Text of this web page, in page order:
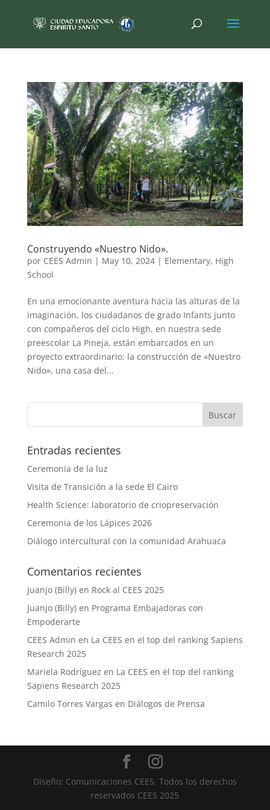
Construyendo «Nuestro Nido».
por CEES Admin | May 10, 2024| Elementary, High
School
En una emocionante aventura hacia las alturas de la
imaginación, los ciudadanos de grado Infants junto
con compañeros del ciclo High, en nuestra sede
preescolar La Pineja, están embarcados en un
proyecto extraordinario: la construcción de «Nuestro
Nido», una casa del...
Entradas recientes
Ceremonia de la luz
Visita de Transición a la sede El Cairo
Health Science: laboratorio de criopreservación
Ceremonia de los Lápices 2026
Diálogo intercultural con la comunidad Arahuaca
Comentarios recientes
Juanjo (Billy)en Rock al CEES 2025
Juanjo (Billy)en Programa Embajadoras con
Empoderarte
CEES Admin en La CEES en el top del ranking Sapiens
Research 2025
Mariela Rodríguez en La CEES en el top del ranking
Sapiens Research 2025
Camilo Torres Vargas en Diálogos de Prensa
Diseño: Comunicaciones CEES. Todos los derechos
reservados CEES 2025